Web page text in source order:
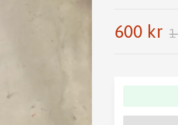
600 kr